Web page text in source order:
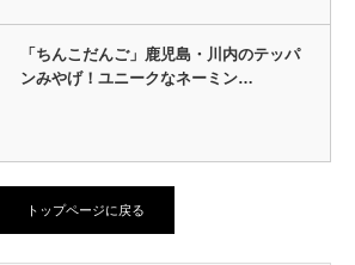
「ちんこだんご」鹿児島・川内のテッパ
ンみやげ！ユニークなネーミン…
トップページに戻る